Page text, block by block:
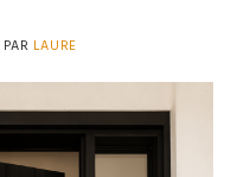
PAR LAURE